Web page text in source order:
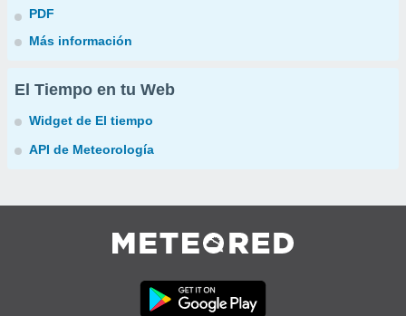
PDF
Más información
El Tiempo en tu Web
Widget de El tiempo
API de Meteorología